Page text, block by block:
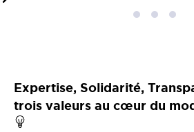
1 2 3
Expertise, Solidarité,
trois valeurs au cœur du